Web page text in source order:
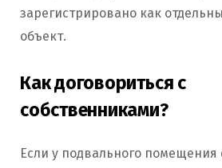
зарегистрировано как
объект.
Как договориться с
собственниками?
Если у подвального помещения